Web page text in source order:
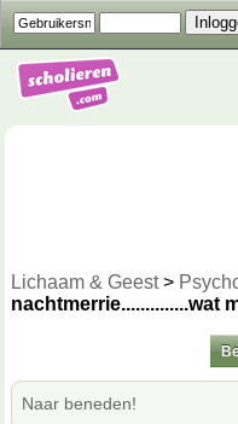
Lichaam & Geest>
nachtmerrie..............wat
Naar beneden!